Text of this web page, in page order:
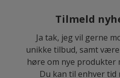
Tilmeld
Ja tak, jeg vil gerne
unikke tilbud, samt
høre om nye produkter
Du kan til enhver tid